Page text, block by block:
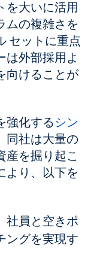
を大いに活用
ムの複雑さを
セットに重点
は外部採用よ
向けることが
強化するシン
同社は大量の
産を掘り起こ
より、以下を
社員と空きポ
ングを実現す